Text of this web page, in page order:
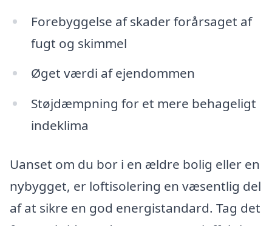
Forebyggelse af skader forårsaget af
fugt og skimmel
Øget værdi af ejendommen
Støjdæmpning for et mere behageligt
indeklima
Uanset om du bor i en ældre bolig eller en
nybygget, er loftisolering en væsentlig del
af at sikre en god energistandard. Tag det